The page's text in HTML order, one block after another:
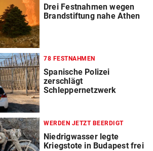
Drei Festnahmen wegen
Brandstiftung nahe Athen
78 FESTNAHMEN
Spanische Polizei
zerschlägt
Schleppernetzwerk
WERDEN JETZT BEERDIGT
Niedrigwasser legte
Kriegstote in Budapest frei